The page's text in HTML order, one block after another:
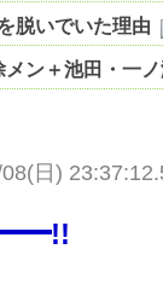
脱いでいた理由
ン＋池田・一
瞳月、これはマ
挙げてけ
日)